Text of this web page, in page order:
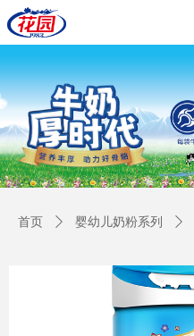
首页 ꄲ 婴幼儿奶粉系列 ꄲ